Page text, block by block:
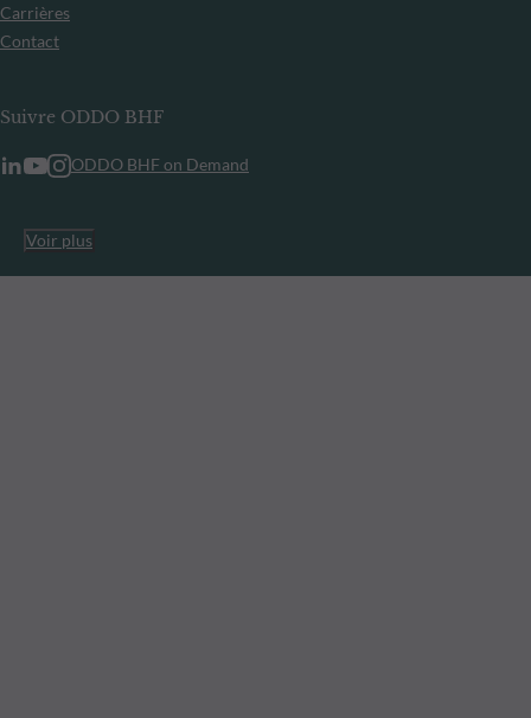
Carrières
Contact
Suivre ODDO BHF
ODDO BHF on Demand
Voir plus